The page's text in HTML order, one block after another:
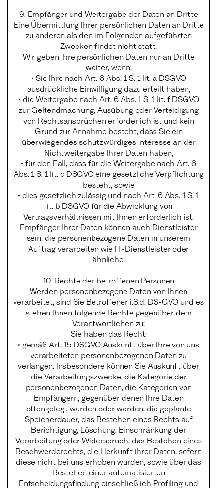
9. Empfänger und Weitergabe der Daten an Dritte
Eine Übermittlung Ihrer persönlichen Daten an Dritte
zu anderen als den im Folgenden aufgeführten
Zwecken findet nicht statt.
Wir geben Ihre persönlichen Daten nur an Dritte
weiter, wenn:
• Sie Ihre nach Art. 6 Abs. 1 S. 1 lit. a DSGVO
ausdrückliche Einwilligung dazu erteilt haben,
• die Weitergabe nach Art. 6 Abs. 1 S. 1 lit. f DSGVO
zur Geltendmachung, Ausübung oder Verteidigung
von Rechtsansprüchen erforderlich ist und kein
Grund zur Annahme besteht, dass Sie ein
überwiegendes schutzwürdiges Interesse an der
Nichtweitergabe Ihrer Daten haben,
• für den Fall, dass für die Weitergabe nach Art. 6
Abs. 1 S. 1 lit. c DSGVO eine gesetzliche Verpflichtung
besteht, sowie
• dies gesetzlich zulässig und nach Art. 6 Abs. 1 S. 1
lit. b DSGVO für die Abwicklung von
Vertragsverhältnissen mit Ihnen erforderlich ist.
Empfänger Ihrer Daten können auch Dienstleister
sein, die personenbezogene Daten in unserem
Auftrag verarbeiten wie IT-Dienstleister oder
ähnliche.
10. Rechte der betroffenen Personen
Werden personenbezogene Daten von Ihnen
verarbeitet, sind Sie Betroffener i.S.d. DS-GVO und es
stehen Ihnen folgende Rechte gegenüber dem
Verantwortlichen zu:
Sie haben das Recht:
• gemäß Art. 15 DSGVO Auskunft über Ihre von uns
verarbeiteten personenbezogenen Daten zu
verlangen. Insbesondere können Sie Auskunft über
die Verarbeitungszwecke, die Kategorie der
personenbezogenen Daten, die Kategorien von
Empfängern, gegenüber denen Ihre Daten
offengelegt wurden oder werden, die geplante
Speicherdauer, das Bestehen eines Rechts auf
Berichtigung, Löschung, Einschränkung der
Verarbeitung oder Widerspruch, das Bestehen eines
Beschwerderechts, die Herkunft ihrer Daten, sofern
diese nicht bei uns erhoben wurden, sowie über das
Bestehen einer automatisierten
Entscheidungsfindung einschließlich Profiling und